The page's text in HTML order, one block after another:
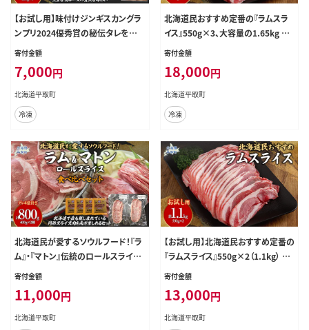
【お試し用】味付けジンギスカングラ
ンプリ2024優秀賞の秘伝タレを使
用した希少部位『漁火成吉思汗肩ロ
寄付金額
7,000円
北海道平取町
冷凍
北海道民おすすめ定番の『ラムスラ
イス』550g×3、大容量の1.65kg BR
TI003
寄付金額
18,000円
北海道平取町
冷凍
北海道民が愛するソウルフード！『ラ
ム』・『マトン』伝統のロールスライス
食べ比べセット 各400g×1 計800g
寄付金額
11,000円
北海道平取町
【お試し用】北海道民おすすめ定番の
『ラムスライス』550g×2（1.1kg） BR
TI013
寄付金額
13,000円
北海道平取町